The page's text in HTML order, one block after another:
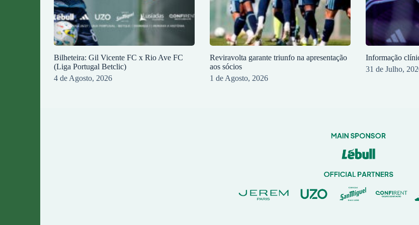
Bilheteira: Gil Vicente FC x Rio Ave FC
(Liga Portugal Betclic)
4 de Agosto, 2026
Reviravolta garante triunfo na apresentação
aos sócios
1 de Agosto, 2026
Informação
31 de Julho,